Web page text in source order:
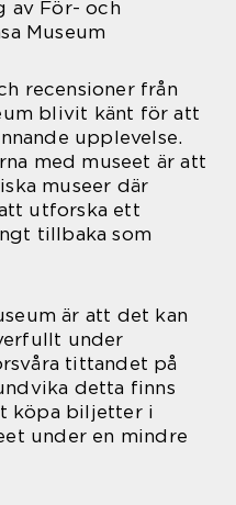
av För- och
Museum
recensioner från
blivit känt för att
upplevelse.
med museet är att
museer där
utforska ett
tillbaka som
är att det kan
under
tittandet på
detta finns
köpa biljetter i
under en mindre